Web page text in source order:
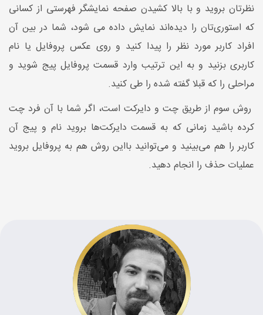
نظرتان بروید و با بالا کشیدن صفحه نمایشگر فهرستی از کسانی
که استوری‌تان را دیده‌اند نمایش داده می شود، شما در بین آن
افراد کاربر مورد نظر را پیدا کنید و روی عکس پروفایل یا نام
کاربری بزنید و به این ترتیب وارد قسمت پروفایل پیج شوید و
مراحلی را که قبلا گفته شده را طی کنید.
روش سوم از طریق چت و دایرکت است، اگر شما با آن فرد چت
کرده باشید زمانی که به قسمت دایرکت‌ها بروید نام و پیج آن
کاربر را هم می‌بینید و می‌توانید بااین روش هم به پروفایل بروید
عملیات حذف را انجام دهید.